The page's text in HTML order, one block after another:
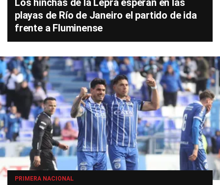
Los hinchas de la Lepra esperan en las
playas de Río de Janeiro el partido de ida
frente a Fluminense
PRIMERA NACIONAL